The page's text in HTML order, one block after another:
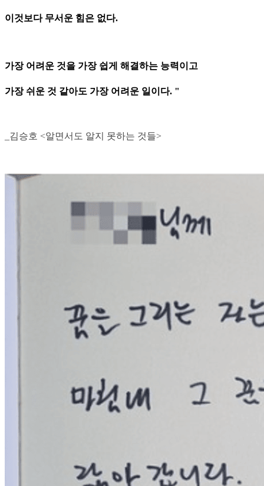
이것보다 무서운 힘은 없다.
가장 어려운 것을 가장 쉽게 해결하는 능력이고
가장 쉬운 것 같아도 가장 어려운 일이다. "
_김승호 <알면서도 알지 못하는 것들>